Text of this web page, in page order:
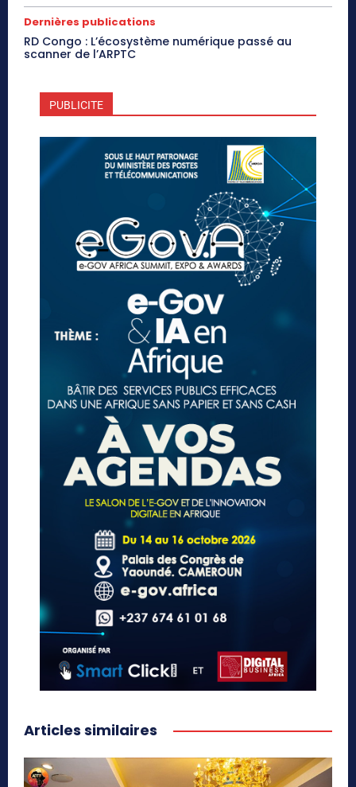
Dernières publications
RD Congo : L’écosystème numérique passé au
scanner de l’ARPTC
PUBLICITE
Articles similaires